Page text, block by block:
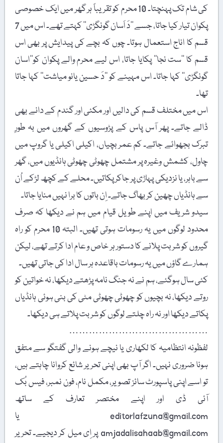
کی شام تک پہنچتا۔ 10 محرم کو تقریباً ہر گھر میں ایک خصوصی
پکوان تیار کیا جاتا، جسے ’’دَ اَسان گونگڑی‘‘ کہتے تھے۔ اس میں 7
قسم کا اناج استعمال ہوتا۔ چوں کہ بچے کی پیدایش پر بھی اس
قسم کا ’’ست نجا‘‘ پکایا جاتا، اس لیے محرم والے پکوان کو’’اسان
گونگڑی‘‘ کہا جاتا۔ اس مہینے کو ’’دَ حسین یانو میاشت‘‘ کہا جاتا
تھا۔
اس میں مختلف قسم کی دالیں اور مکئی اور گندم کے دانے بھی
ڈالے جاتے۔ پھر آس پاس کے پڑوسیوں کے گھروں میں بہ طورِ
تبرک بجھوائے جاتے۔ کم عمر بچیاں، اکیلی اکیلی یا گروپ میں
چاول، کشمش وغیرہ پر مشتمل چھوٹی چھوٹی ہانڈیوں میں، گھر
سے باہر، یا نزدیکی پہاڑی پر جاکر پکاتیں۔ محلے کے کچھ لڑکے اُن
سے ہانڈیاں چھین کر بھاگ جاتے۔ اِن باتوں کا برا نہیں منایا جاتا۔
سیدو شریف میں اپنے طویل قیام میں ہم نے دیکھا کہ صرف
محدود لوگوں میں یہ رسومات ہوتی تھیں۔ البتہ 10 محرم کو راہ
گیروں کو شربت پلانے کا دستور ہر خاص و عام ادا کرتے تھے، لیکن
ہمارے گاؤں میں یہ رسومات باقاعدہ ہر سال ادا کی جاتی تھیں۔
کئی سال ہوگئے، ہم نے نہ جنگ نامہ پڑھتے دیکھا، نہ خواتین کو
روتے دیکھا، نہ بچیوں کو چھوٹی چھوٹی مٹی کی بنی ہوئی ہانڈیاں
پکاتے دیکھا اور نہ راہ چلتے لوگوں کو شربت پلاتے ہی دیکھا۔
……………………………………
لفظونہ انتظامیہ کا لکھاری یا نیچے ہونے والی گفتگو سے متفق
ہونا ضروری نہیں۔ اگر آپ بھی اپنی تحریر شائع کروانا چاہتے ہیں،
تو اسے اپنی پاسپورٹ سائز تصویر، مکمل نام، فون نمبر، فیس بُک
آئی ڈی اور اپنے مختصر تعارف کے ساتھ
editorlafzuna@gmail.com یا
amjadalisahaab@gmail.com پر اِی میل کر دیجیے۔ تحریر